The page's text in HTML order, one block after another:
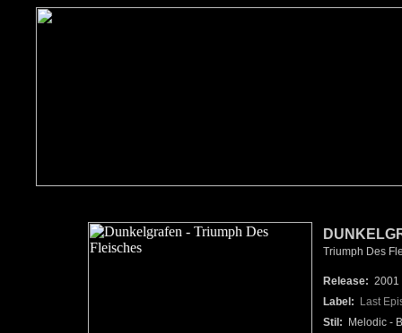
Triumph Des
Release: 2001
Label:
Last
Stil: Melodic -